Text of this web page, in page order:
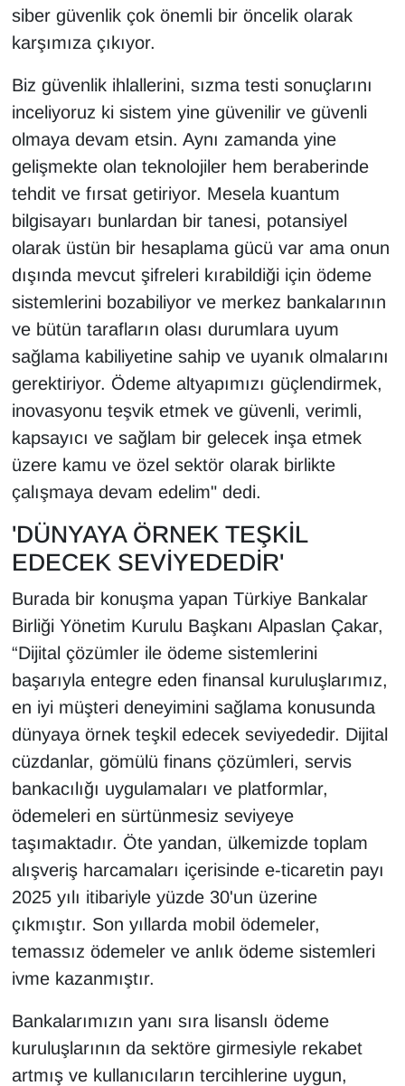
siber güvenlik çok önemli bir öncelik olarak
karşımıza çıkıyor.
Biz güvenlik ihlallerini, sızma testi sonuçlarını
inceliyoruz ki sistem yine güvenilir ve güvenli
olmaya devam etsin. Aynı zamanda yine
gelişmekte olan teknolojiler hem beraberinde
tehdit ve fırsat getiriyor. Mesela kuantum
bilgisayarı bunlardan bir tanesi, potansiyel
olarak üstün bir hesaplama gücü var ama onun
dışında mevcut şifreleri kırabildiği için ödeme
sistemlerini bozabiliyor ve merkez bankalarının
ve bütün tarafların olası durumlara uyum
sağlama kabiliyetine sahip ve uyanık olmalarını
gerektiriyor. Ödeme altyapımızı güçlendirmek,
inovasyonu teşvik etmek ve güvenli, verimli,
kapsayıcı ve sağlam bir gelecek inşa etmek
üzere kamu ve özel sektör olarak birlikte
çalışmaya devam edelim" dedi.
'DÜNYAYA ÖRNEK TEŞKİL
EDECEK SEVİYEDEDİR'
Burada bir konuşma yapan Türkiye Bankalar
Birliği Yönetim Kurulu Başkanı Alpaslan Çakar,
“Dijital çözümler ile ödeme sistemlerini
başarıyla entegre eden finansal kuruluşlarımız,
en iyi müşteri deneyimini sağlama konusunda
dünyaya örnek teşkil edecek seviyededir. Dijital
cüzdanlar, gömülü finans çözümleri, servis
bankacılığı uygulamaları ve platformlar,
ödemeleri en sürtünmesiz seviyeye
taşımaktadır. Öte yandan, ülkemizde toplam
alışveriş harcamaları içerisinde e-ticaretin payı
2025 yılı itibariyle yüzde 30'un üzerine
çıkmıştır. Son yıllarda mobil ödemeler,
temassız ödemeler ve anlık ödeme sistemleri
ivme kazanmıştır.
Bankalarımızın yanı sıra lisanslı ödeme
kuruluşlarının da sektöre girmesiyle rekabet
artmış ve kullanıcıların tercihlerine uygun,